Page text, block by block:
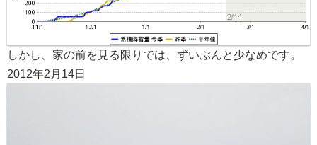
しかし、家の前を見る限りでは、ずいぶんと少なめです。
2012年2月14日